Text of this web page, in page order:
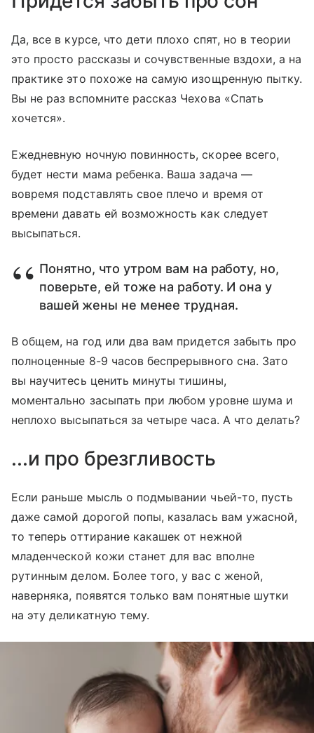
Да, все в курсе, что дети плохо спят, но в теории
это просто рассказы и сочувственные вздохи, а на
практике это похоже на самую изощренную пытку.
Вы не раз вспомните рассказ Чехова «Спать
хочется».
Ежедневную ночную повинность, скорее всего,
будет нести мама ребенка. Ваша задача —
вовремя подставлять свое плечо и время от
времени давать ей возможность как следует
высыпаться.
Понятно, что утром вам на работу, но,
поверьте, ей тоже на работу. И она у
вашей жены не менее трудная.
В общем, на год или два вам придется забыть про
полноценные 8-9 часов беспрерывного сна. Зато
вы научитесь ценить минуты тишины,
моментально засыпать при любом уровне шума и
неплохо высыпаться за четыре часа. А что делать?
...и про брезгливость
Если раньше мысль о подмывании чьей-то, пусть
даже самой дорогой попы, казалась вам ужасной,
то теперь оттирание какашек от нежной
младенческой кожи станет для вас вполне
рутинным делом. Более того, у вас с женой,
наверняка, появятся только вам понятные шутки
на эту деликатную тему.